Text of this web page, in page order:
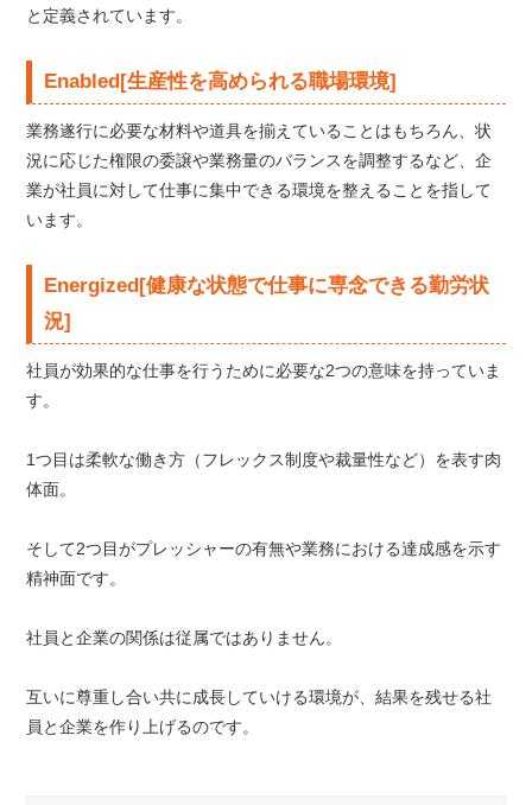
と定義されています。
Enabled[生産性を高められる職場環境]
業務遂行に必要な材料や道具を揃えていることはもちろん、状
況に応じた権限の委譲や業務量のバランスを調整するなど、企
業が社員に対して仕事に集中できる環境を整えることを指して
います。
Energized[健康な状態で仕事に専念できる勤労状
況]
社員が効果的な仕事を行うために必要な2つの意味を持っていま
す。
1つ目は柔軟な働き方（フレックス制度や裁量性など）を表す肉
体面。
そして2つ目がプレッシャーの有無や業務における達成感を示す
精神面です。
社員と企業の関係は従属ではありません。
互いに尊重し合い共に成長していける環境が、結果を残せる社
員と企業を作り上げるのです。